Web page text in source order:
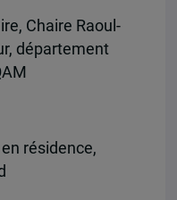
Chaire Raoul-
département
résidence,